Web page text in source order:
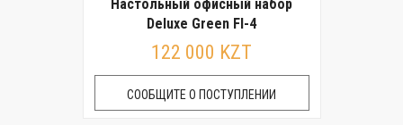
Настольный офисный набор
Deluxe Green FI-4
122 000 KZT
СООБЩИТЕ О ПОСТУПЛЕНИИ